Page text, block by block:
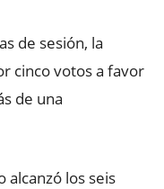
de sesión, la
cinco votos a favor
de una
alcanzó los seis